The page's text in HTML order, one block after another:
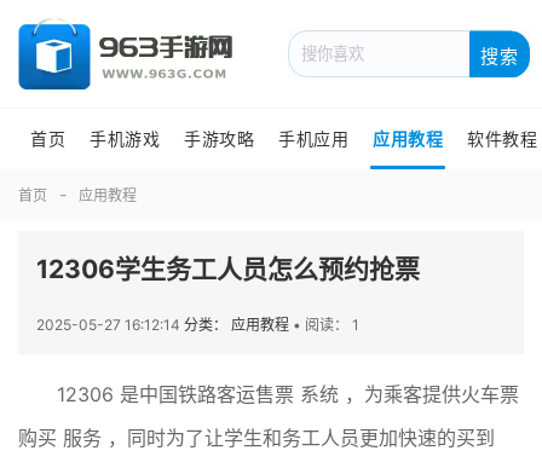
搜索
首页 手机游戏 手游攻略 手机应用 应用教程 软件教程
首页 应用教程
12306学生务工人员怎么预约抢票
2025-05-27 16:12:14 分类： 应用教程 • 阅读： 1
12306 是中国铁路客运售票 系统 ，为乘客提供火车票
购买 服务 ，同时为了让学生和务工人员更加快速的买到